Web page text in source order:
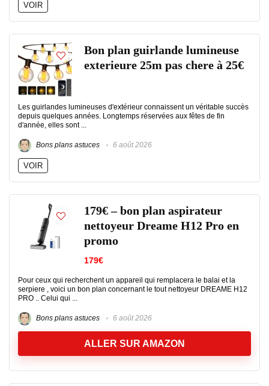
VOIR
Bon plan guirlande lumineuse
exterieure 25m pas chere à 25€
Les guirlandes lumineuses d'extérieur connaissent un véritable succès
depuis quelques années. Longtemps réservées aux fêtes de fin
d'année, elles sont ...
Bons plans astuces 6 août 2026
VOIR
179€ – bon plan aspirateur
nettoyeur Dreame H12 Pro en
promo
179€
Pour ceux qui recherchent un appareil qui remplacera le balai et la
serpiere , voici un bon plan concernant le tout nettoyeur DREAME H12
PRO .. Celui qui ...
Bons plans astuces 6 août 2026
ALLER SUR AMAZON